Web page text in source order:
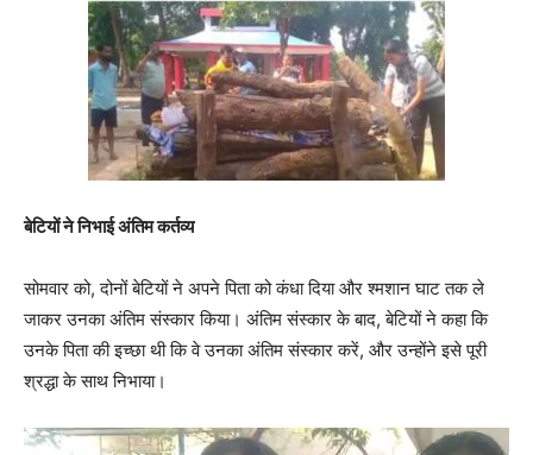
बेटियों ने निभाई अंतिम कर्तव्य
सोमवार को, दोनों बेटियों ने अपने पिता को कंधा दिया और श्मशान घाट तक ले
जाकर उनका अंतिम संस्कार किया। अंतिम संस्कार के बाद, बेटियों ने कहा कि
उनके पिता की इच्छा थी कि वे उनका अंतिम संस्कार करें, और उन्होंने इसे पूरी
श्रद्धा के साथ निभाया।
V